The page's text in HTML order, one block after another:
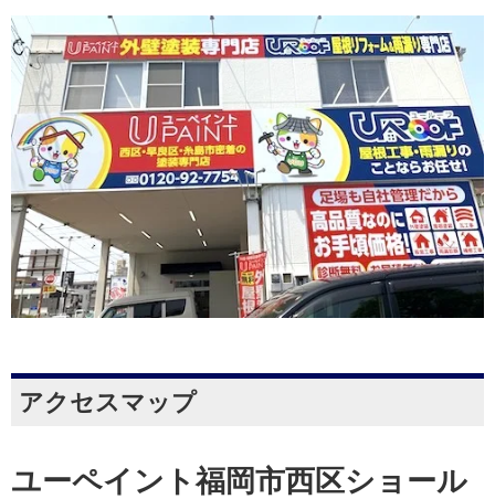
アクセスマップ
ユーペイント福岡市西区ショール